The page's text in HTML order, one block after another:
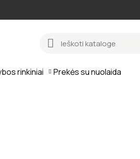
rinkiniai Prekės su nuolaida